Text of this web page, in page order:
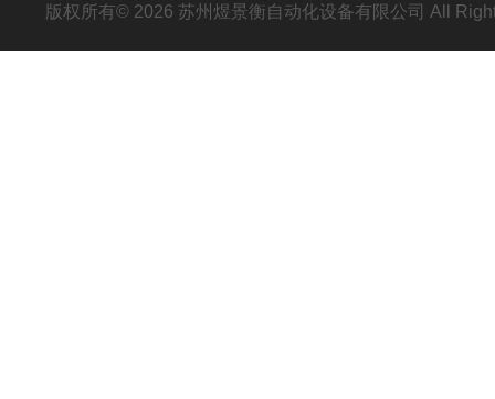
版权所有© 2026 苏州煜景衡自动化设备有限公司 All